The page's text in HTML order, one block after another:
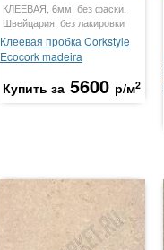
КЛЕЕВАЯ, 6мм, без фаски,
Швейцария, без лакировки
Клеевая пробка Corkstyle
Ecocork madeira
Купить за 5600 р/м2